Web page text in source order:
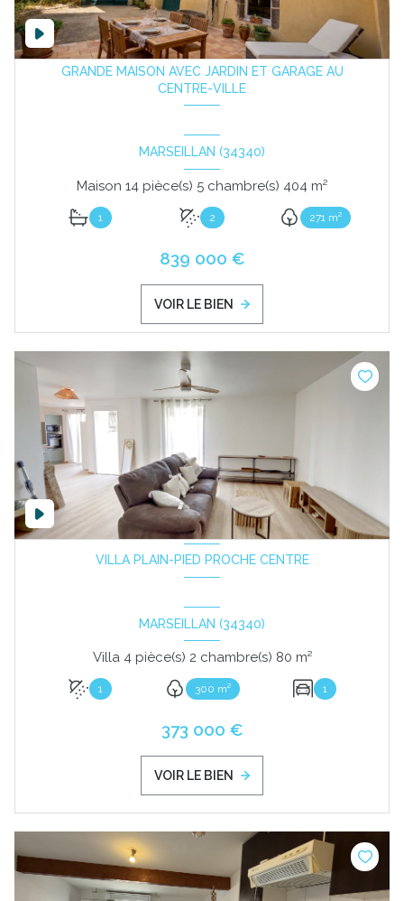
GRANDE MAISON AVEC JARDIN ET GARAGE AU
CENTRE-VILLE
MARSEILLAN (34340)
Maison 14 pièce(s) 5 chambre(s) 404 m²
1 2 271 m²
839 000 €
VOIR LE BIEN
VILLA PLAIN-PIED PROCHE CENTRE
MARSEILLAN (34340)
Villa 4 pièce(s) 2 chambre(s) 80 m²
1 300 m² 1
373 000 €
VOIR LE BIEN